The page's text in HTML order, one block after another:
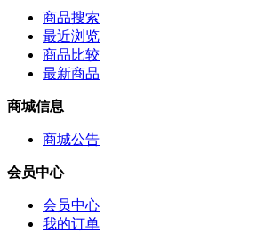
商品搜索
最近浏览
商品比较
最新商品
商城信息
商城公告
会员中心
会员中心
我的订单